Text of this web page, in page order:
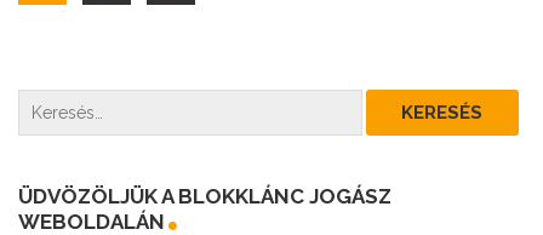
ÜDVÖZÖLJÜK A BLOKKLÁNC JOGÁSZ
WEBOLDALÁN